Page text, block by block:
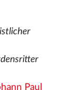
Paul